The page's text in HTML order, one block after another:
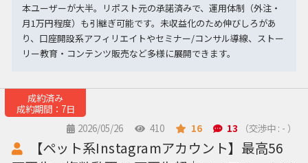
本ユーザーが大半。リポスト元の承諾済みで、運用体制（外注・
月1万円程度）も引継ぎ可能です。未収益化のため伸びしろがあ
り、口座開設系アフィリエイトやセミナー/コンサル導線、ストー
リー教育・コンテンツ販売など多様に展開できます。
成約済み
成約期間：7日
2026/05/26
410 16 13 （交渉中 : - ）
【ペット系Instagramアカウント】最高56